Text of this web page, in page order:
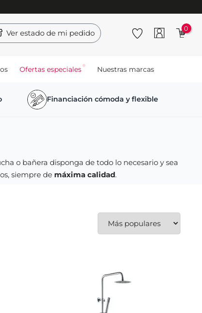
Ver estado de mi pedido 0
Ofertas especiales Nuestras marcas
Financiación cómoda y flexible
o bañera disponga de todo lo necesario y sea
siempre de máxima calidad.